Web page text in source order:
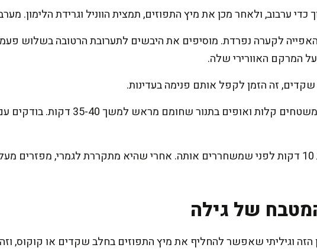
ערבוב, ולאחר מכן את מיץ התפוזים, תמצית הווניל וגרידת הלימון.
לקערה נפרדת. מוסיפים את היבשים לתערובת הרטובה בשלוש
המרקם האוורירי שלה.
זה הזמן לקפל אותם פנימה בעדינות.
מעבירים את הבלילה לתבנית, משטחים קלות ואופים
נותנים לעוגה להתקרר בתבנית 10 דקות לפני שמשחררים אותה. אחרי שהיא מתקררת לגמרי,
של גילה
וגיליתי שאפשר להחליף את מיץ התפוזים בחלב שקדים או קוקוס,